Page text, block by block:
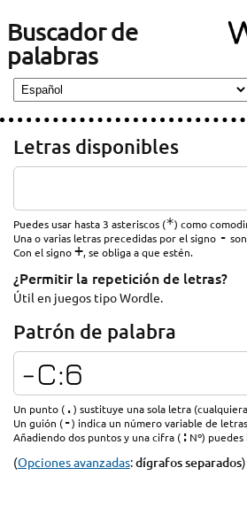
Buscador de
palabras
Letras disponibles
Puedes usar hasta 3 asteriscos (*) como
Una o varias letras precedidas por el signo -
Con el signo+, se obliga a que estén.
¿Permitir la repetición de letras?
Útil en juegos tipo Wordle.
Patrón de palabra
Un punto (.) sustituye una sola letra
Un guión (-) indica un número variable de
Añadiendo dos puntos y una cifra (: Nº)
(Opciones avanzadas:dígrafos separados)